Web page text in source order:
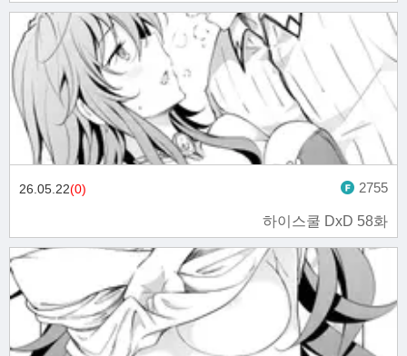
하이스쿨 DxD 58화
26.05.22(0) 2755